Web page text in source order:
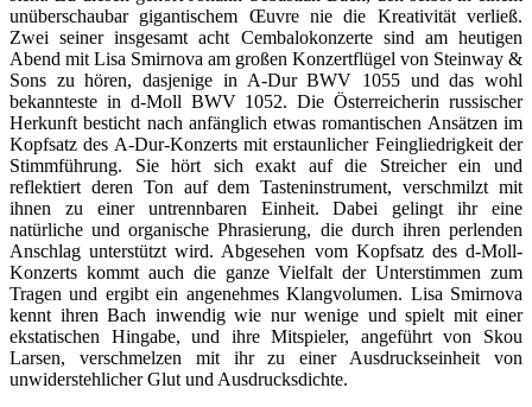
unüberschaubar gigantischem Œuvre nie die Kreativität verließ.
Zwei seiner insgesamt acht Cembalokonzerte sind am heutigen
Abend mit Lisa Smirnova am großen Konzertflügel von Steinway &
Sons zu hören, dasjenige in A-Dur BWV 1055 und das wohl
bekannteste in d-Moll BWV 1052. Die Österreicherin russischer
Herkunft besticht nach anfänglich etwas romantischen Ansätzen im
Kopfsatz des A-Dur-Konzerts mit erstaunlicher Feingliedrigkeit der
Stimmführung. Sie hört sich exakt auf die Streicher ein und
reflektiert deren Ton auf dem Tasteninstrument, verschmilzt mit
ihnen zu einer untrennbaren Einheit. Dabei gelingt ihr eine
natürliche und organische Phrasierung, die durch ihren perlenden
Anschlag unterstützt wird. Abgesehen vom Kopfsatz des d-Moll-
Konzerts kommt auch die ganze Vielfalt der Unterstimmen zum
Tragen und ergibt ein angenehmes Klangvolumen. Lisa Smirnova
kennt ihren Bach inwendig wie nur wenige und spielt mit einer
ekstatischen Hingabe, und ihre Mitspieler, angeführt von Skou
Larsen, verschmelzen mit ihr zu einer Ausdruckseinheit von
unwiderstehlicher Glut und Ausdrucksdichte.